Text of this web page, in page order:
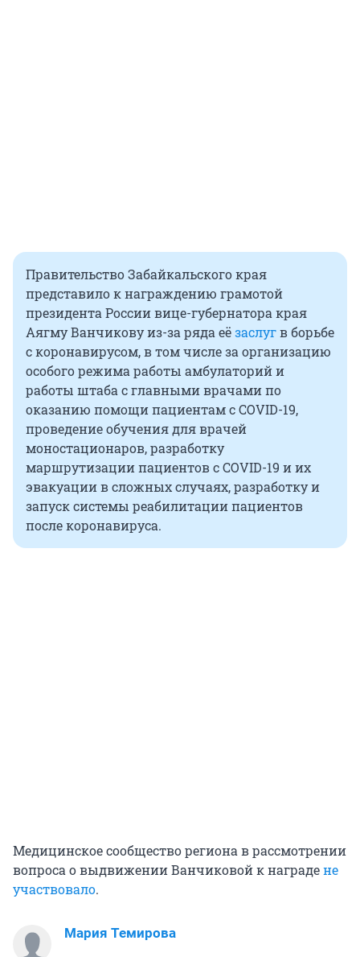
Правительство Забайкальского края
представило к награждению грамотой
президента России вице-губернатора края
Аягму Ванчикову из-за ряда еёзаслугв борьбе
с коронавирусом, в том числе за организацию
особого режима работы амбулаторий и
работы штаба с главными врачами по
оказанию помощи пациентам с COVID-19,
проведение обучения для врачей
моностационаров, разработку
маршрутизации пациентов с COVID-19 и их
эвакуации в сложных случаях, разработку и
запуск системы реабилитации пациентов
после коронавируса.
Медицинское сообщество региона в рассмотрении
вопроса о выдвижении Ванчиковой к наградене
участвовало.
Мария Темирова